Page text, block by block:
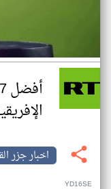
الإفريقية
اخبار جزر
YD16SE